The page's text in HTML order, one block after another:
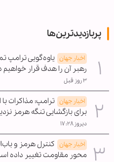
پربازدیدترین‌ها
اخبار جهان یاوه‌گویی ترامپ
رهبر آن را هدف قرار خواهیم
۳ روز قبل
اخبار جهان ترامپ: مذاکرات
برای بازگشایی تنگه هرمز
دیروز ۱۷:۲۸
اخبار جهان کنترل هرمز و
محور مقاومت تغییر داده